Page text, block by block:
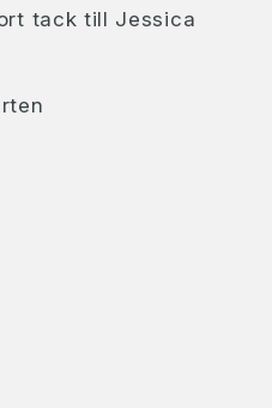
tack till Jessica